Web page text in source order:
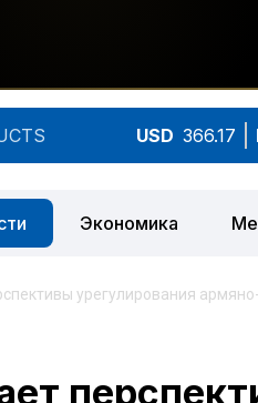
USD 366.17
Экономика
урегулирования